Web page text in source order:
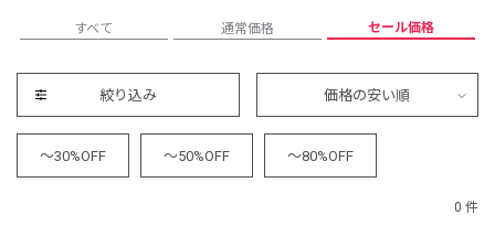
すべて 通常価格 セール価格
絞り込み 価格の安い順
～30%OFF ～50%OFF ～80%OFF
0 件